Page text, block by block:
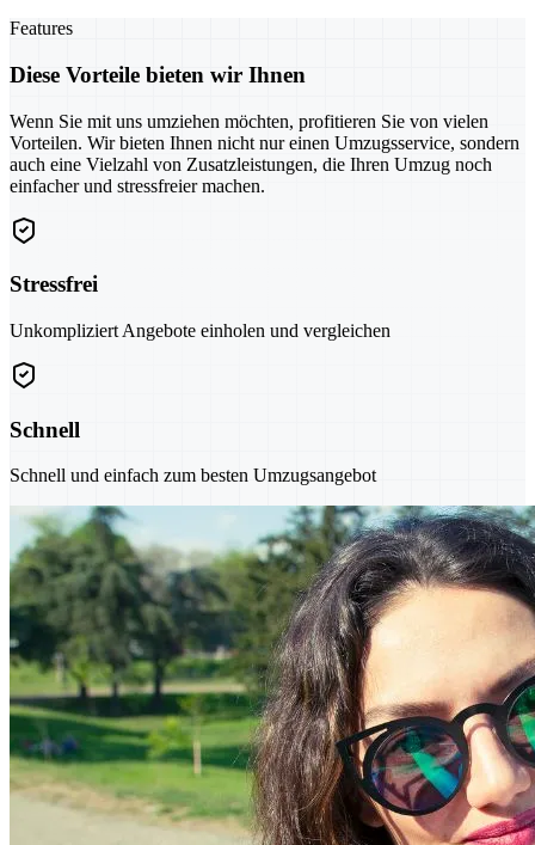
Features
Diese Vorteile bieten wir Ihnen
Wenn Sie mit uns umziehen möchten, profitieren Sie von vielen
Vorteilen. Wir bieten Ihnen nicht nur einen Umzugsservice, sondern
auch eine Vielzahl von Zusatzleistungen, die Ihren Umzug noch
einfacher und stressfreier machen.
Stressfrei
Unkompliziert Angebote einholen und vergleichen
Schnell
Schnell und einfach zum besten Umzugsangebot